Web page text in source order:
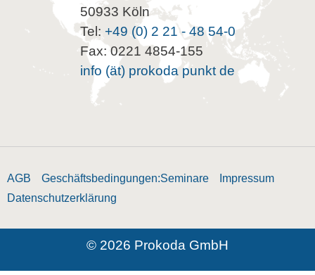
50933 Köln
Tel: +49 (0) 2 21 - 48 54-0
Fax: 0221 4854-155
info (ät) prokoda punkt de
AGB Geschäftsbedingungen:Seminare
Impressum
Datenschutzerklärung
© 2026 Prokoda GmbH